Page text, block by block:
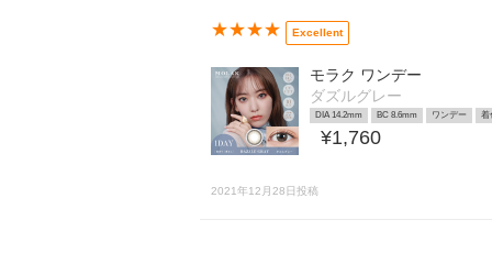
★★★★ Excellent
モラク ワンデー
ダズルグレー
DIA 14.2mm BC 8.6mm ワンデー 着
¥1,760
2021年12月28日投稿